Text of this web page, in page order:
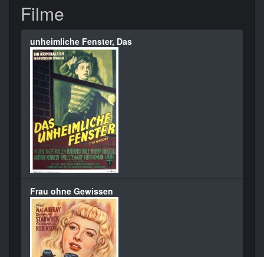
Filme
unheimliche Fenster, Das
Frau ohne Gewissen